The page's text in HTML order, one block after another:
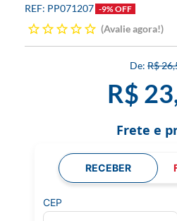
PP071207 -9% OFF
Avalie agora!
R$
R$
Frete e
RECEBER
CEP